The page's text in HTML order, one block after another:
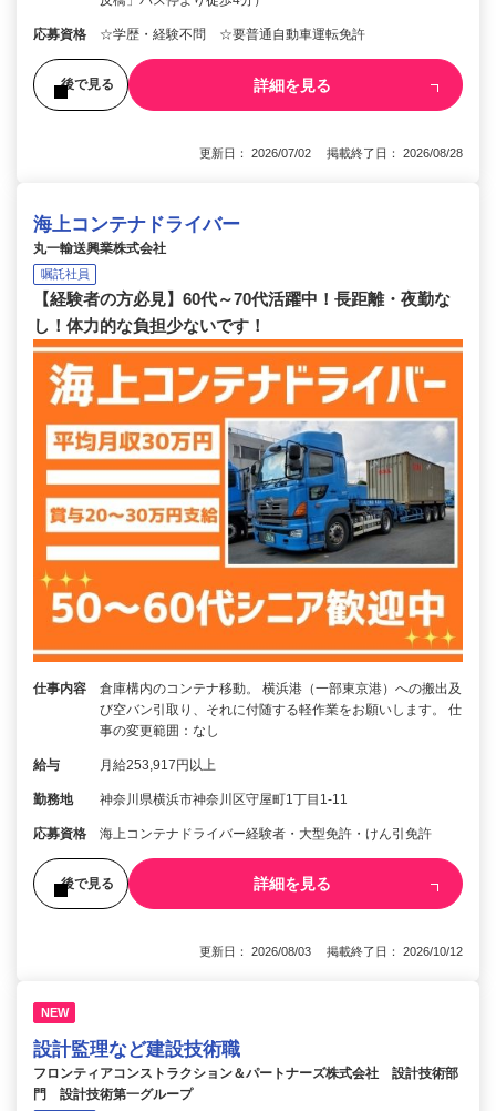
応募資格 ☆学歴・経験不問 ☆要普通自動車運転免許
後で見る 詳細を見る
更新日： 2026/07/02 掲載終了日： 2026/08/28
海上コンテナドライバー
丸一輸送興業株式会社
嘱託社員
【経験者の方必見】60代～70代活躍中！長距離・夜勤な
し！体力的な負担少ないです！
仕事内容
倉庫構内のコンテナ移動。 横浜港（一部東京港）への搬出及
び空バン引取り、それに付随する軽作業をお願いします。 仕
事の変更範囲：なし
給与 月給253,917円以上
勤務地 神奈川県横浜市神奈川区守屋町1丁目1-11
応募資格 海上コンテナドライバー経験者・大型免許・けん引免許
後で見る 詳細を見る
更新日： 2026/08/03 掲載終了日： 2026/10/12
NEW
設計監理など建設技術職
フロンティアコンストラクション＆パートナーズ株式会社 設計技術部
門 設計技術第一グループ